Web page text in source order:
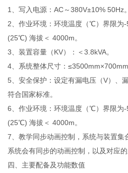
1、写入电源：AC～380V±10% 50Hz。
2、作业环境：环境温度（℃）界限
(25℃) 海拔＜ 4000m。
3、装置容量（KV）：＜3.8kVA。
4、系统整体尺寸：
5、安全保护：设定有漏电压（V）、
符合国家标准。
6、作业环境：环境温度（℃）界限
(25℃) 海拔＜ 4000m。
7、教学同步动画控制，系统与装置集
系统会有同步的动画控制，以及对应的
四、主要配备及功能数值